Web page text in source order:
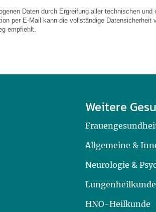
Daten durch Ergreifung aller technischen
per E-Mail kann die vollständige
empfiehlt.
Weitere
Allgemeine &
Neurologie &
Lungenheilkunde
HNO-Heilkunde